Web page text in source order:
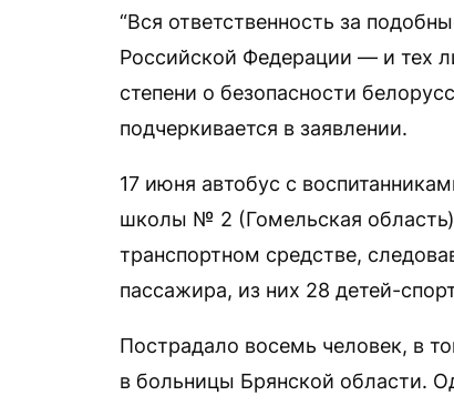
“Вся ответственность за
Российской Федерации — и тех
степени о безопасности
подчеркивается в заявлении.
17 июня автобус с
школы № 2 (Гомельская
транспортном средстве,
пассажира, из них 28 детей-
Пострадало восемь человек, в
в больницы Брянской области.